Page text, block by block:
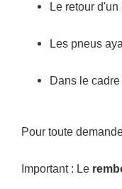
Le retour
Les pneus
Dans le
Pour toute
Important : Le